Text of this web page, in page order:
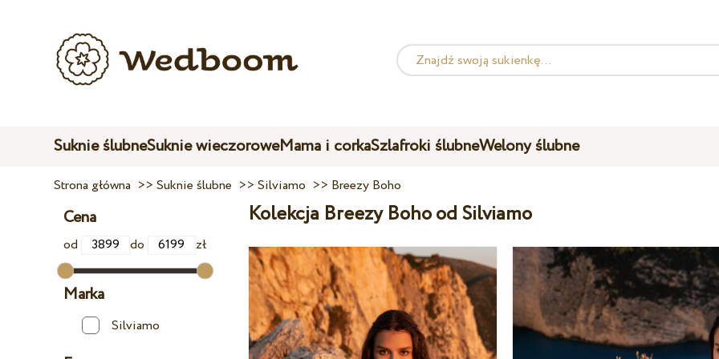
Suknie ślubneSuknie wieczoroweMama i corkaSzlafroki ślubneWelony ślubne
Strona główna >>Suknie ślubne >>Silviamo >> Breezy Boho
Cena
od do zł
Marka
Silviamo
Kolekcja Breezy Boho od Silviamo